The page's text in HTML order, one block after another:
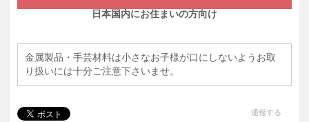
日本国内にお住まいの方向け
金属製品・手芸材料は小さなお子様が口にしないようお取
り扱いには十分ご注意下さいませ。
通報する